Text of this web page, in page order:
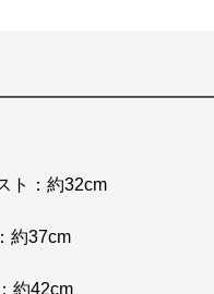
ト：約32cm
約37cm
約42cm